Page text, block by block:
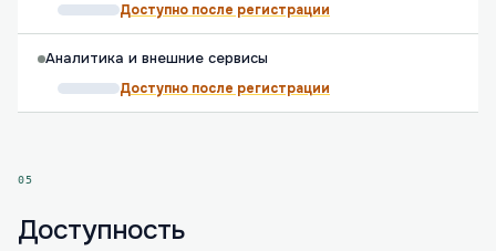
Доступно после регистрации
Аналитика и внешние сервисы
Доступно после регистрации
05
Доступность